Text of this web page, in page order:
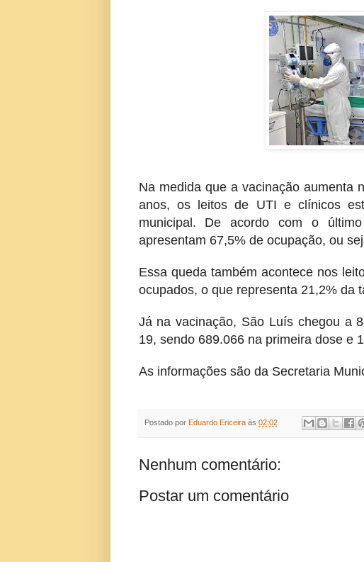
Na medida que a vacinação aumenta
anos, os leitos de UTI e clínicos
municipal. De acordo com o
apresentam 67,5% de ocupação, ou
Essa queda também acontece nos
ocupados, o que representa 21,2% da
Já na vacinação, São Luís chegou a
19, sendo 689.066 na primeira dose e
As informações são da Secretaria
Postado por Eduardo Ericeira às 02:02
Nenhum comentário:
Postar um comentário